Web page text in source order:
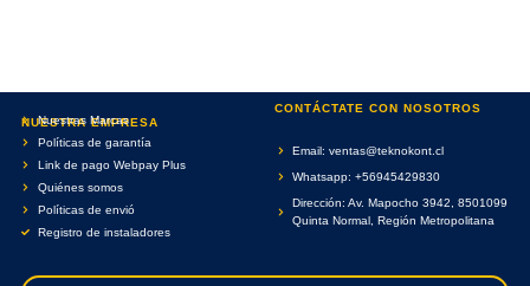
NUESTRA EMPRESA
Nuestras Marcas
Políticas de garantía
Link de pago Webpay Plus
Quiénes somos
Políticas de envió
Registro de instaladores
CONTÁCTATE CON NOSOTROS
Email: ventas@teknokont.cl
Whatsapp: +56945429830
Dirección: Av. Mapocho 3942, 8501099
Quinta Normal, Región Metropolitana